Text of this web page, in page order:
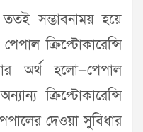
সম্ভাবনাময় হয়ে
ক্রিপ্টোকারেন্সি
অর্থ হলো—পেপাল
ক্রিপ্টোকারেন্সি
দেওয়া সুবিধার